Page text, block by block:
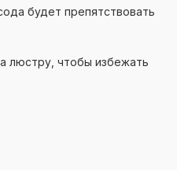
будет препятствовать
люстру, чтобы избежать